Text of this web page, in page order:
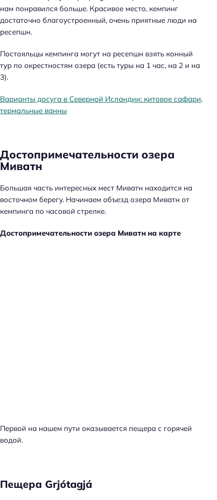
нам понравился больше. Красивое место, кемпинг
достаточно благоустроенный, очень приятные люди на
ресепшн.
Постояльцы кемпинга могут на ресепшн взять конный
тур по окрестностям озера (есть туры на 1 час, на 2 и на
3).
Варианты досуга в Северной Исландии: китовое сафари,
термальные ванны
Достопримечательности озера
Миватн
Большая часть интересных мест Миватн находится на
восточном берегу. Начинаем объезд озера Миватн от
кемпинга по часовой стрелке.
Достопримечательности озера Миватн на карте
Первой на нашем пути оказывается пещера с горячей
водой.
Пещера Grjótagjá